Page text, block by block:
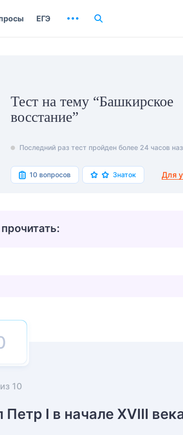
Тест на тему “Башкирское
восстание”
Последний раз тест пройден более 24 часов
10 вопросов Знаток Для
из 10
I в начале XVIII
ЕГЭ